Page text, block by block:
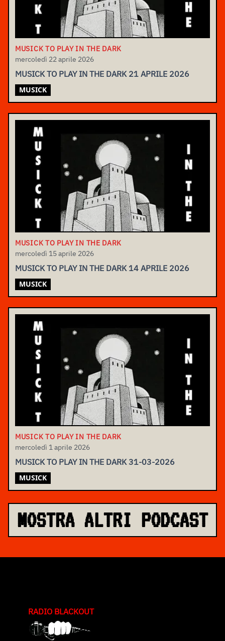
MUSICK TO PLAY IN THE DARK
mercoledì 22 aprile 2026
MUSICK TO PLAY IN THE DARK 21 APRILE 2026
MUSICK
MUSICK TO PLAY IN THE DARK
mercoledì 15 aprile 2026
MUSICK TO PLAY IN THE DARK 14 APRILE 2026
MUSICK
MUSICK TO PLAY IN THE DARK
mercoledì 1 aprile 2026
MUSICK TO PLAY IN THE DARK 31-03-2026
MUSICK
MOSTRA ALTRI PODCAST
RADIO BLACKOUT